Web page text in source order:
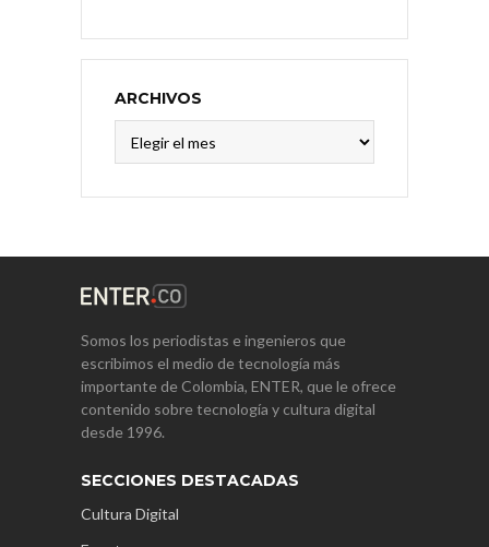
ARCHIVOS
Somos los periodistas e ingenieros que
escribimos el medio de tecnología más
importante de Colombia, ENTER, que le ofrece
contenido sobre tecnología y cultura digital
desde 1996.
SECCIONES DESTACADAS
Cultura Digital